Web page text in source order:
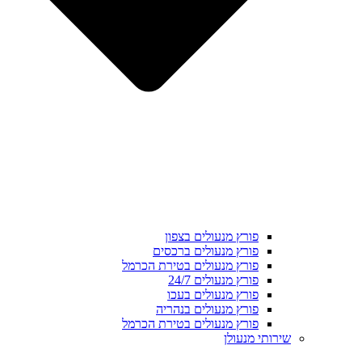
פורץ מנעולים בצפון
פורץ מנעולים ברכסים
פורץ מנעולים בטירת הכרמל
פורץ מנעולים 24/7
פורץ מנעולים בעכו
פורץ מנעולים בנהריה
פורץ מנעולים בטירת הכרמל
שירותי מנעולן